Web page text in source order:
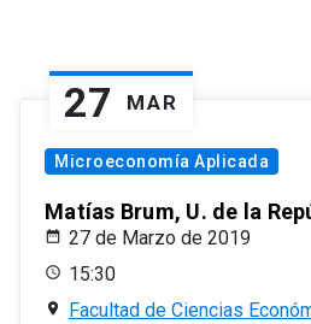
27 MAR
Microeconomía Aplicada
Matías Brum, U. de la
27 de Marzo de 2019
15:30
Facultad de Ciencias